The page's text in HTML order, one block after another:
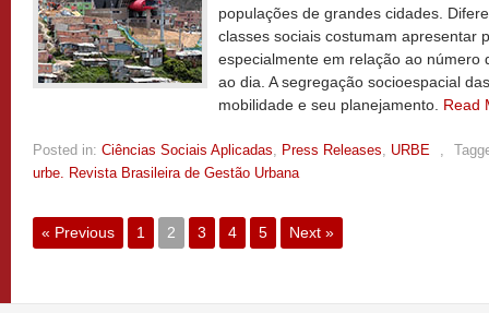
populações de grandes cidades.
classes sociais costumam apresentar
especialmente em relação ao número
ao dia. A segregação socioespacial
mobilidade e seu planejamento. Read
Posted in: Ciências Sociais Aplicadas, Press Releases, URBE ,
urbe. Revista Brasileira de Gestão Urbana
« Previous 1 2 3 4 5 Next »